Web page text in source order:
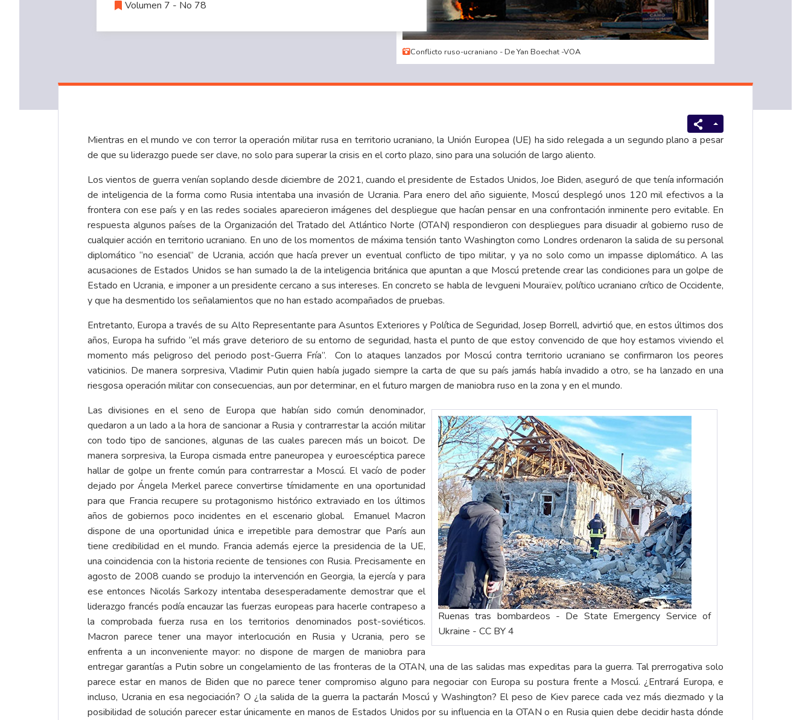
Volumen 7 - No 78
Conflicto ruso-ucraniano - De Yan Boechat -VOA
Mientras en el mundo ve con terror la operación militar rusa en territorio ucraniano, la Unión Europea (UE) ha sido relegada a un segundo plano a pesar
de que su liderazgo puede ser clave, no solo para superar la crisis en el corto plazo, sino para una solución de largo aliento.
Los vientos de guerra venían soplando desde diciembre de 2021, cuando el presidente de Estados Unidos, Joe Biden, aseguró de que tenía información
de inteligencia de la forma como Rusia intentaba una invasión de Ucrania. Para enero del año siguiente, Moscú desplegó unos 120 mil efectivos a la
frontera con ese país y en las redes sociales aparecieron imágenes del despliegue que hacían pensar en una confrontación inminente pero evitable. En
respuesta algunos países de la Organización del Tratado del Atlántico Norte (OTAN) respondieron con despliegues para disuadir al gobierno ruso de
cualquier acción en territorio ucraniano. En uno de los momentos de máxima tensión tanto Washington como Londres ordenaron la salida de su personal
diplomático “no esencial” de Ucrania, acción que hacía prever un eventual conflicto de tipo militar, y ya no solo como un impasse diplomático. A las
acusaciones de Estados Unidos se han sumado la de la inteligencia británica que apuntan a que Moscú pretende crear las condiciones para un golpe de
Estado en Ucrania, e imponer a un presidente cercano a sus intereses. En concreto se habla de Ievgueni Mouraïev, político ucraniano crítico de Occidente,
y que ha desmentido los señalamientos que no han estado acompañados de pruebas.
Entretanto, Europa a través de su Alto Representante para Asuntos Exteriores y Política de Seguridad, Josep Borrell, advirtió que, en estos últimos dos
años, Europa ha sufrido “el más grave deterioro de su entorno de seguridad, hasta el punto de que estoy convencido de que hoy estamos viviendo el
momento más peligroso del periodo post-Guerra Fría”. Con lo ataques lanzados por Moscú contra territorio ucraniano se confirmaron los peores
vaticinios. De manera sorpresiva, Vladimir Putin quien había jugado siempre la carta de que su país jamás había invadido a otro, se ha lanzado en una
riesgosa operación militar con consecuencias, aun por determinar, en el futuro margen de maniobra ruso en la zona y en el mundo.
Ruenas tras bombardeos - De State Emergency Service of
Ukraine - CC BY 4
Las divisiones en el seno de Europa que habían sido común denominador,
quedaron a un lado a la hora de sancionar a Rusia y contrarrestar la acción militar
con todo tipo de sanciones, algunas de las cuales parecen más un boicot. De
manera sorpresiva, la Europa cismada entre paneuropea y euroescéptica parece
hallar de golpe un frente común para contrarrestar a Moscú. El vacío de poder
dejado por Ángela Merkel parece convertirse tímidamente en una oportunidad
para que Francia recupere su protagonismo histórico extraviado en los últimos
años de gobiernos poco incidentes en el escenario global. Emanuel Macron
dispone de una oportunidad única e irrepetible para demostrar que París aun
tiene credibilidad en el mundo. Francia además ejerce la presidencia de la UE,
una coincidencia con la historia reciente de tensiones con Rusia. Precisamente en
agosto de 2008 cuando se produjo la intervención en Georgia, la ejercía y para
ese entonces Nicolás Sarkozy intentaba desesperadamente demostrar que el
liderazgo francés podía encauzar las fuerzas europeas para hacerle contrapeso a
la comprobada fuerza rusa en los territorios denominados post-soviéticos.
Macron parece tener una mayor interlocución en Rusia y Ucrania, pero se
enfrenta a un inconveniente mayor: no dispone de margen de maniobra para
entregar garantías a Putin sobre un congelamiento de las fronteras de la OTAN, una de las salidas mas expeditas para la guerra. Tal prerrogativa solo
parece estar en manos de Biden que no parece tener compromiso alguno para negociar con Europa su postura frente a Moscú. ¿Entrará Europa, e
incluso, Ucrania en esa negociación? O ¿la salida de la guerra la pactarán Moscú y Washington? El peso de Kiev parece cada vez más diezmado y la
posibilidad de solución parecer estar únicamente en manos de Estados Unidos por su influencia en la OTAN o en Rusia quien debe decidir hasta dónde